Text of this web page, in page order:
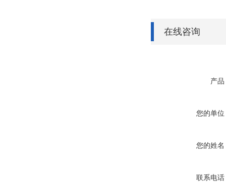
在线咨询
产品
您的单位
您的姓名
联系电话